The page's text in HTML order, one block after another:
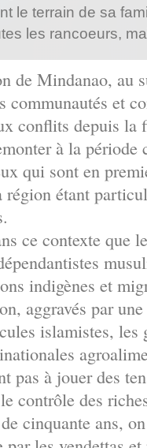
le terrain de sa
les rancoeurs,
de Mindanao, au
communautés et
conflits depuis la
à la
qui sont en
région étant
ce contexte que
indigènes et
aggravés par
islamistes,
pas à jouer des
contrôle des
cinquante ans,